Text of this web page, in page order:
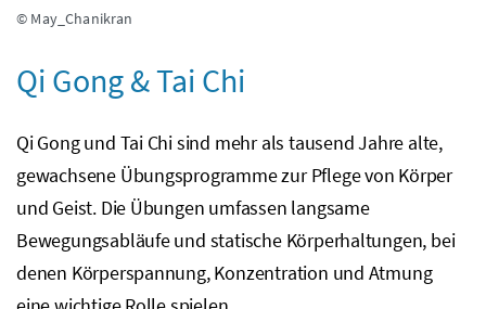
© May_Chanikran
Qi Gong & Tai Chi
Qi Gong und Tai Chi sind mehr als tausend Jahre alte,
gewachsene Übungsprogramme zur Pflege von Körper
und Geist. Die Übungen umfassen langsame
Bewegungsabläufe und statische Körperhaltungen, bei
denen Körperspannung, Konzentration und Atmung